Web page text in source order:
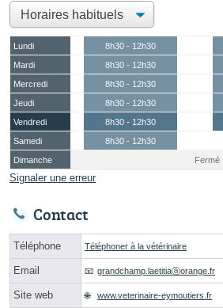
Lundi 8h30 - 12h30
Mardi
8h30 - 12h30
Mercredi
8h30 - 12h30
Jeudi
8h30 - 12h30
Vendredi
8h30 - 12h30
Samedi
8h30 - 12h30
Dimanche
Fermé
Signaler une erreur
Contact
Téléphone Téléphoner à la vétérinaire
Email grandchamp.laetitiaⓐorange.fr
Site web www.veterinaire-eymoutiers.fr